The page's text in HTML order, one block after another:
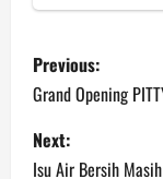
P
o
s
Previous:
Grand Opening
Next:
Isu Air Bersih